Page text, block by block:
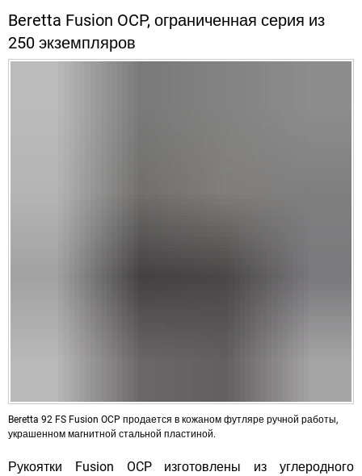
Beretta Fusion OCP, ограниченная серия из
250 экземпляров
Beretta 92 FS Fusion OCP продается в кожаном футляре ручной работы,
украшенном магнитной стальной пластиной.
Рукоятки Fusion OCP изготовлены из углеродного